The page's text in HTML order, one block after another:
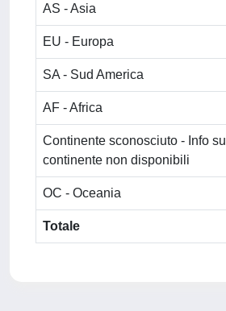
AS - Asia
EU - Europa
SA - Sud America
AF - Africa
Continente sconosciuto - Info sul
continente non disponibili
OC - Oceania
Totale